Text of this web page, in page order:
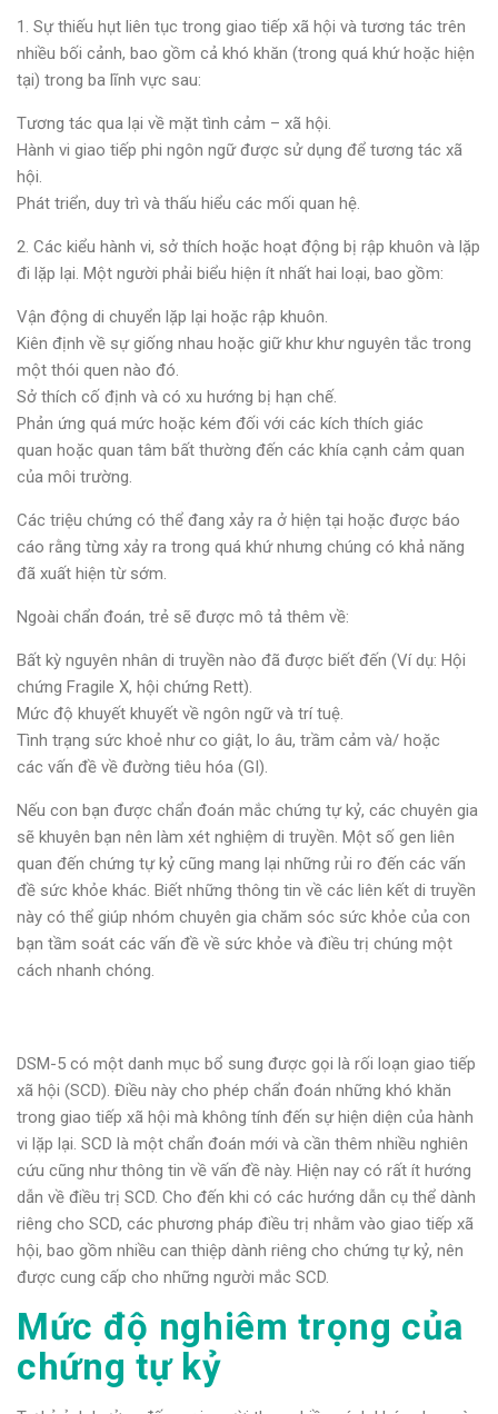
1. Sự thiếu hụt liên tục trong giao tiếp xã hội và tương tác trên
nhiều bối cảnh, bao gồm cả khó khăn (trong quá khứ hoặc hiện
tại) trong ba lĩnh vực sau:
Tương tác qua lại về mặt tình cảm – xã hội.
Hành vi giao tiếp phi ngôn ngữ được sử dụng để tương tác xã
hội.
Phát triển, duy trì và thấu hiểu các mối quan hệ.
2. Các kiểu hành vi, sở thích hoặc hoạt động bị rập khuôn và lặp
đi lặp lại. Một người phải biểu hiện ít nhất hai loại, bao gồm:
Vận động di chuyển lặp lại hoặc rập khuôn.
Kiên định về sự giống nhau hoặc giữ khư khư nguyên tắc trong
một thói quen nào đó.
Sở thích cố định và có xu hướng bị hạn chế.
Phản ứng quá mức hoặc kém đối với các kích thích giác
quan hoặc quan tâm bất thường đến các khía cạnh cảm quan
của môi trường.
Các triệu chứng có thể đang xảy ra ở hiện tại hoặc được báo
cáo rằng từng xảy ra trong quá khứ nhưng chúng có khả năng
đã xuất hiện từ sớm.
Ngoài chẩn đoán, trẻ sẽ được mô tả thêm về:
Bất kỳ nguyên nhân di truyền nào đã được biết đến (Ví dụ: Hội
chứng Fragile X, hội chứng Rett).
Mức độ khuyết khuyết về ngôn ngữ và trí tuệ.
Tình trạng sức khoẻ như co giật, lo âu, trầm cảm và/ hoặc
các vấn đề về đường tiêu hóa (GI).
Nếu con bạn được chẩn đoán mắc chứng tự kỷ, các chuyên gia
sẽ khuyên bạn nên làm xét nghiệm di truyền. Một số gen liên
quan đến chứng tự kỷ cũng mang lại những rủi ro đến các vấn
đề sức khỏe khác. Biết những thông tin về các liên kết di truyền
này có thể giúp nhóm chuyên gia chăm sóc sức khỏe của con
bạn tầm soát các vấn đề về sức khỏe và điều trị chúng một
cách nhanh chóng.
DSM-5 có một danh mục bổ sung được gọi là rối loạn giao tiếp
xã hội (SCD). Điều này cho phép chẩn đoán những khó khăn
trong giao tiếp xã hội mà không tính đến sự hiện diện của hành
vi lặp lại. SCD là một chẩn đoán mới và cần thêm nhiều nghiên
cứu cũng như thông tin về vấn đề này. Hiện nay có rất ít hướng
dẫn về điều trị SCD. Cho đến khi có các hướng dẫn cụ thể dành
riêng cho SCD, các phương pháp điều trị nhằm vào giao tiếp xã
hội, bao gồm nhiều can thiệp dành riêng cho chứng tự kỷ, nên
được cung cấp cho những người mắc SCD.
Mức độ nghiêm trọng của
chứng tự kỷ